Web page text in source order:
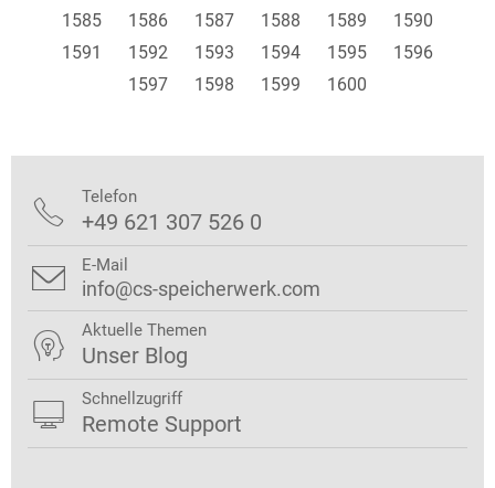
1585
1586 1587 1588 1589
1590
1591
1592 1593 1594 1595
1596
1597
1598 1599 1600
 Telefon
+49 621 307 526 0
 E-Mail
info@cs-speicherwerk.com
 Aktuelle Themen
Unser Blog
 Schnellzugriff
Remote Support